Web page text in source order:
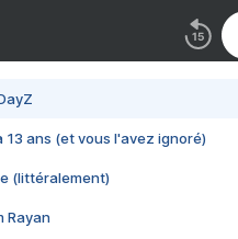
13 ans (et vous l'avez ignoré)
(littéralement)
Rayan